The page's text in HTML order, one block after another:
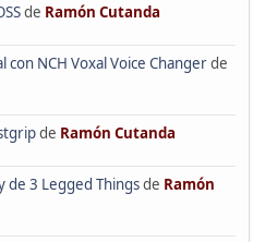
de Ramón Cutanda
NCH Voxal Voice Changerde
de Ramón Cutanda
de 3 Legged Thingsde Ramón